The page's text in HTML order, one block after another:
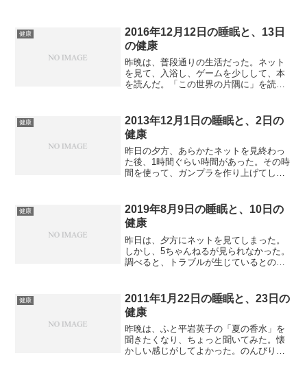
健康
2016年12月12日の睡眠と、13日
の健康
昨晩は、普段通りの生活だった。ネット
を見て、入浴し、ゲームを少しして、本
を読んだ。「この世界の片隅に」を読ん
ィープな台湾。これも面白い。台湾は好
きなところである。寝たの...
健康
2013年12月1日の睡眠と、2日の
健康
昨日の夕方、あらかたネットを見終わっ
た後、1時間ぐらい時間があった。その時
間を使って、ガンプラを作り上げてしま
嬉しい。にやにやしながらプラモを眺め
ていた。昨晩は寝たの...
健康
2019年8月9日の睡眠と、10日の
健康
昨日は、夕方にネットを見てしまった。
しかし、5ちゃんねるが見られなかった。
調べると、トラブルが生じているとのこ
後、シャワーを浴びてしまった。シャワ
ーの後はすぐ夕食。...
健康
2011年1月22日の睡眠と、23日の
健康
昨晩は、ふと平岩英子の「夏の香水」を
聞きたくなり、ちょっと聞いてみた。懐
かしい感じがしてよかった。のんびりし